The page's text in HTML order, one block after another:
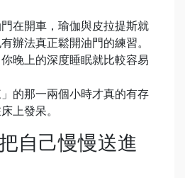
在開車，瑜伽與皮拉提斯就
辦法真正鬆開油門的練習。
晚上的深度睡眠就比較容易
的那一兩個小時才真的有存
上發呆。
自己慢慢送進